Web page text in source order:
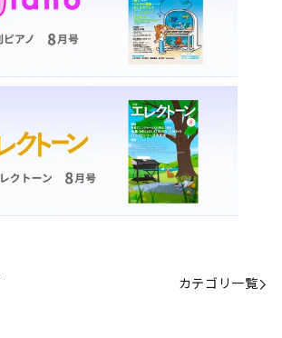
カテゴリ一覧